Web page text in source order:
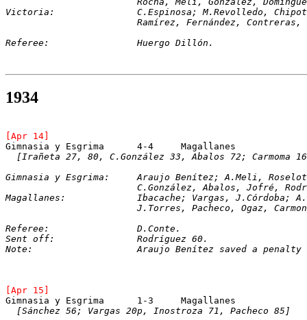
Victoria:		C.Espinosa;
Ramírez, Fernández,
Referee:		Huergo Dillón.
1934
[Apr 14]
Gimnasia y Esgrima	4-4	Magallanes
[Irañeta 27, 80, C.González 33, Abalos 72; Carmoma
Gimnasia y Esgrima:	Araujo Benítez;
C.González, Abalos, Jofré,
Magallanes:		Ibacache; Vargas,
J.Torres, Pacheco, Ogaz,
Referee:		D.Conte.
Sent off:		Rodríguez 60.
Note:			Araujo Benítez saved a
[Apr 15]
Gimnasia y Esgrima	1-3	Magallanes
[Sánchez 56; Vargas 20p, Inostroza 71, Pacheco 85]